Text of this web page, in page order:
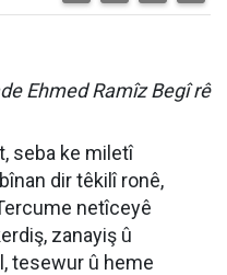
Ehmed Ramîz Begî rê
seba ke miletî
dir têkilî ronê,
netîceyê
zanayiş û
tesewur û heme